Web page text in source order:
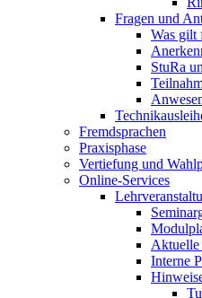
Fragen und
Was
StuRa
Fremdsprachen
Praxisphase
Vertiefung und
Online-Services
Aktuelle
Interne